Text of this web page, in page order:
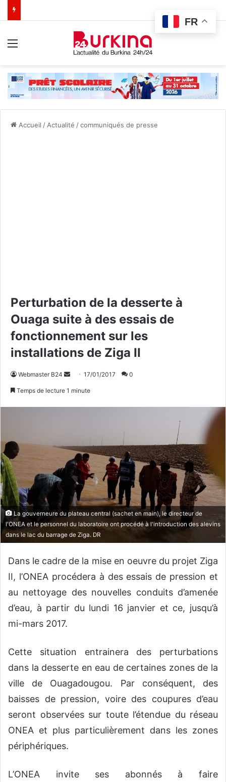
Accueil / Actualité /communiqués de presse
Perturbation de la desserte à
Ouaga suite à des essais de
fonctionnement sur les
installations de Ziga II
Webmaster B24
r
u
n
o
u
r
i
e
17/01/2017 0
Temps de lecture 1 minute
La gouverneure du plateau central (sachet en main), le directeur de
l'ONEA et le personnel du laboratoire ont procédé à l'introduction des alevins
dans le lac du barrage de Ziga. DR
Dans le cadre de la mise en oeuvre du projet Ziga
II, l’ONEA procédera à des essais de pression et
au nettoyage des nouvelles conduits d’amenée
d’eau, à partir du lundi 16 janvier et ce, jusqu’à
mi-mars 2017.
Cette situation entrainera des perturbations
dans la desserte en eau de certaines zones de la
ville de Ouagadougou. Par conséquent, des
baisses de pression, voire des coupures d’eau
seront observées sur toute l’étendue du réseau
ONEA et plus particulièrement dans les zones
périphériques.
L’ONEA invite ses abonnés à faire
FR